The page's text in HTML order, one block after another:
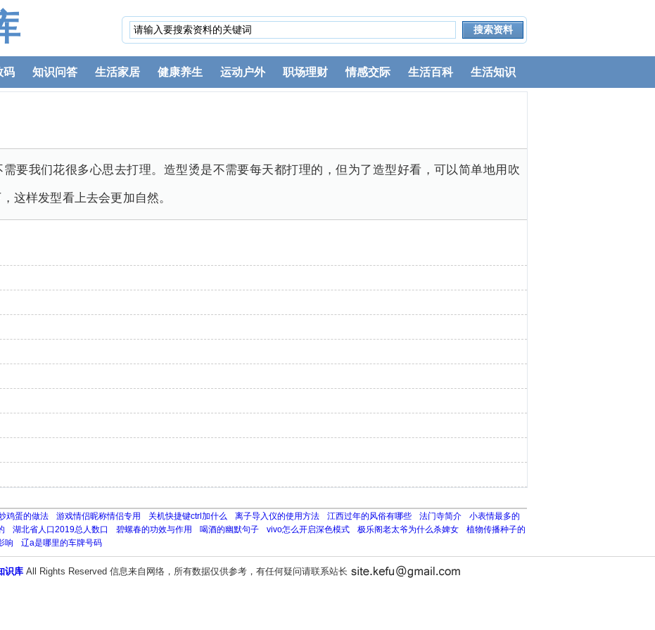
码 知识问答 生活家居 健康养生 运动户外 职场理财 情感交际 生活百科 生活知识
要我们花很多心思去打理。造型烫是不需要每天都打理的，但为了造型好看，可以简单地用吹
这样发型看上去会更加自然。
鸡蛋的做法 游戏情侣昵称情侣专用 关机快捷键ctrl加什么 离子导入仪的使用方法 江西过年的风俗有哪些 法门寺简介
小表情最多的
湖北省人口2019总人数口 碧螺春的功效与作用 喝酒的幽默句子 vivo怎么开启深色模式 极乐阁老太爷为什么杀婢女
植物传播种子的
响 辽a是哪里的车牌号码
识库All Rights Reserved 信息来自网络，所有数据仅供参考，有任何疑问请联系站长